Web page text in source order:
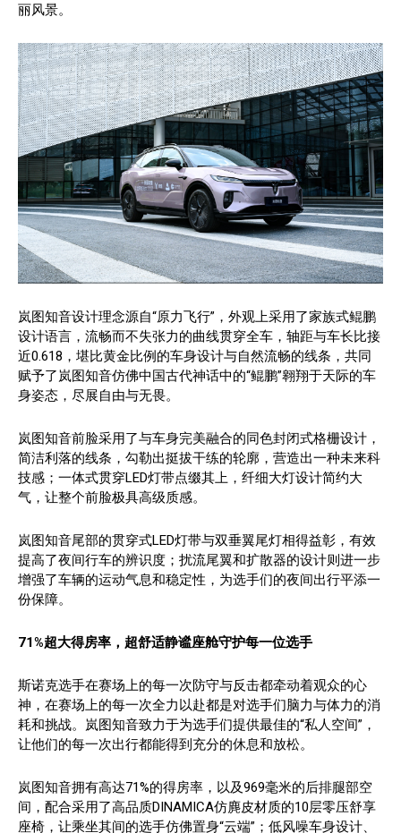
丽风景。
岚图知音设计理念源自“原力飞行”，外观上采用了家族式鲲鹏
设计语言，流畅而不失张力的曲线贯穿全车，轴距与车长比接
近0.618，堪比黄金比例的车身设计与自然流畅的线条，共同
赋予了岚图知音仿佛中国古代神话中的“鲲鹏”翱翔于天际的车
身姿态，尽展自由与无畏。
岚图知音前脸采用了与车身完美融合的同色封闭式格栅设计，
简洁利落的线条，勾勒出挺拔干练的轮廓，营造出一种未来科
技感；一体式贯穿LED灯带点缀其上，纤细大灯设计简约大
气，让整个前脸极具高级质感。
岚图知音尾部的贯穿式LED灯带与双垂翼尾灯相得益彰，有效
提高了夜间行车的辨识度；扰流尾翼和扩散器的设计则进一步
增强了车辆的运动气息和稳定性，为选手们的夜间出行平添一
份保障。
71%超大得房率，超舒适静谧座舱守护每一位选手
斯诺克选手在赛场上的每一次防守与反击都牵动着观众的心
神，在赛场上的每一次全力以赴都是对选手们脑力与体力的消
耗和挑战。岚图知音致力于为选手们提供最佳的“私人空间”，
让他们的每一次出行都能得到充分的休息和放松。
岚图知音拥有高达71%的得房率，以及969毫米的后排腿部空
间，配合采用了高品质DINAMICA仿麂皮材质的10层零压舒享
座椅，让乘坐其间的选手仿佛置身“云端”；低风噪车身设计、